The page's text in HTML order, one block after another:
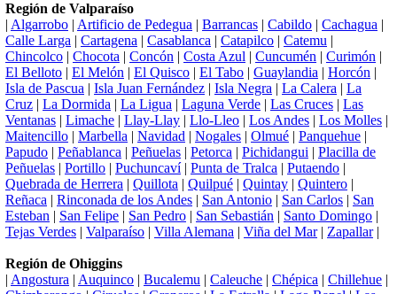
Región de Valparaíso
| Algarrobo | Artificio de Pedegua | Barrancas | Cabildo | Cachagua |
Calle Larga | Cartagena | Casablanca | Catapilco | Catemu |
Chincolco | Chocota | Concón | Costa Azul | Cuncumén | Curimón |
El Belloto | El Melón | El Quisco | El Tabo | Guaylandia | Horcón |
Isla de Pascua | Isla Juan Fernández | Isla Negra | La Calera | La
Cruz | La Dormida | La Ligua | Laguna Verde | Las Cruces | Las
Ventanas | Limache | Llay-Llay | Llo-Lleo | Los Andes | Los Molles |
Maitencillo | Marbella | Navidad | Nogales | Olmué | Panquehue |
Papudo | Peñablanca | Peñuelas | Petorca | Pichidangui | Placilla de
Peñuelas | Portillo | Puchuncaví| Punta de Tralca | Putaendo |
Quebrada de Herrera | Quillota | Quilpué | Quintay | Quintero |
Reñaca | Rinconada de los Andes | San Antonio | San Carlos | San
Esteban | San Felipe | San Pedro | San Sebastián | Santo Domingo |
Tejas Verdes | Valparaíso | Villa Alemana | Viña del Mar| Zapallar|
Región de Ohiggins
| Angostura | Auquinco | Bucalemu | Caleuche | Chépica | Chillehue |